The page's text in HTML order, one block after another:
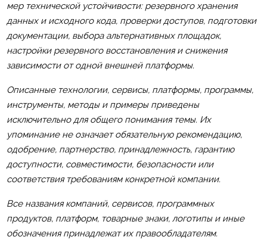
мер технической устойчивости: резервного хранения
данных и исходного кода, проверки доступов, подготовки
документации, выбора альтернативных площадок,
настройки резервного восстановления и снижения
зависимости от одной внешней платформы.
Описанные технологии, сервисы, платформы, программы,
инструменты, методы и примеры приведены
исключительно для общего понимания темы. Их
упоминание не означает обязательную рекомендацию,
одобрение, партнерство, принадлежность, гарантию
доступности, совместимости, безопасности или
соответствия требованиям конкретной компании.
Все названия компаний, сервисов, программных
продуктов, платформ, товарные знаки, логотипы и иные
обозначения принадлежат их правообладателям.